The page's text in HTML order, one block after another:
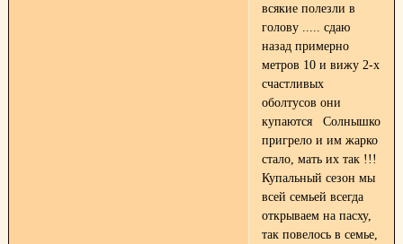
всякие полезли в
голову ..... сдаю
назад примерно
метров 10 и вижу 2-х
счастливых
оболтусов они
купаются Солнышко
пригрело и им жарко
стало, мать их так !!!
Купальный сезон мы
всей семьей всегда
открываем на пасху,
так повелось в семье,